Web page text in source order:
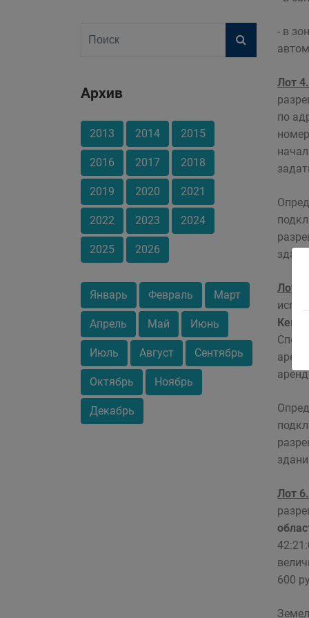
Архив
2013 2014 2015
2016 2017 2018
2019 2020 2021
2022 2023 2024
2025 2026
Январь Февраль Март
Апрель Май Июнь
Июль Август Сентябрь
Октябрь Ноябрь
Декабрь
- в
Лот 4.
по
Лот 5.
Лот 6.
600